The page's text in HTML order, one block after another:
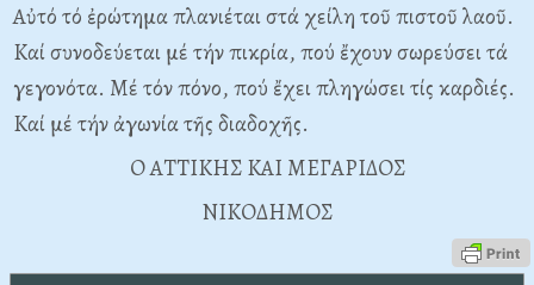
Aὐτό τό ἐρώτημα πλανιέται στά χείλη τοῦ πιστοῦ λαοῦ.
Kαί συνοδεύεται μέ τήν πικρία, πού ἔχουν σωρεύσει τά
γεγονότα. Mέ τόν πόνο, πού ἔχει πληγώσει τίς καρδιές.
Kαί μέ τήν ἀγωνία τῆς διαδοχῆς.
O ATTIKHΣ KAI MEΓAPIΔOΣ
NIKOΔHMOΣ